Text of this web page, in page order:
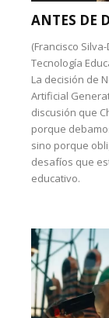
ANTES DE
(Francisco
Tecnología
La decisión de
Artificial
discusión que
porque
sino porque
desafíos que
educativo.